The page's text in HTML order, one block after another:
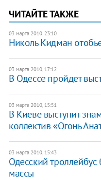
ЧИТАЙТЕ ТАКЖЕ
03 марта 2010, 23:10
Николь Кидман
03 марта 2010, 17:12
В Одессе пройдет
03 марта 2010, 15:51
В Киеве выступит
коллектив «Огонь
03 марта 2010, 15:43
Одесский троллейбус
массы